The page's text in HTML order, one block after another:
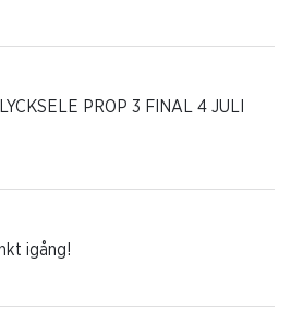
PROP 3 FINAL 4 JULI
igång!